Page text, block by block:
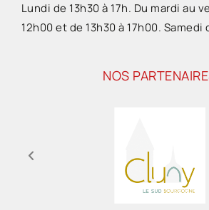
Lundi de 13h30 à 17h. Du mardi au
12h00 et de 13h30 à 17h00. Samedi
NOS